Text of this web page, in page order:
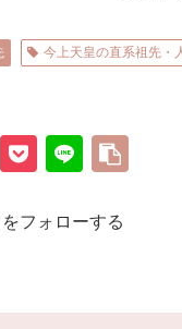
今上天皇の直系祖先・
フォローする